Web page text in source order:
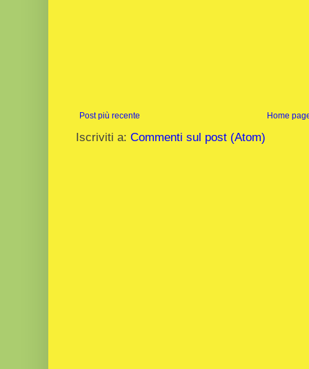
Post più recente Home
Iscriviti a: Commenti sul post (Atom)